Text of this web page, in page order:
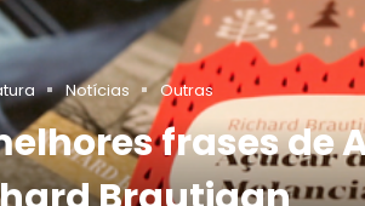
Notícias Outras
frases de